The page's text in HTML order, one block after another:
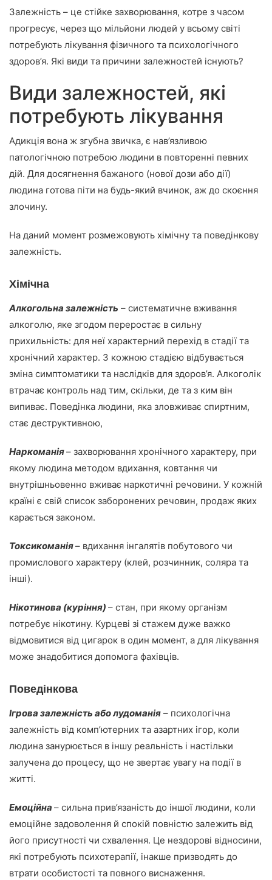
Залежність – це стійке захворювання, котре з часом
прогресує, через що мільйони людей у ​​всьому світі
потребують лікування фізичного та психологічного
здоров’я. Які види та причини залежностей існують?
Види залежностей, які
потребують лікування
Адикція вона ж згубна звичка, є нав’язливою
патологічною потребою людини в повторенні певних
дій. Для досягнення бажаного (нової дози або дії)
людина готова піти на будь-який вчинок, аж до скоєння
злочину.
На даний момент розмежовують хімічну та поведінкову
залежність.
Хімічна
Алкогольна залежність – систематичне вживання
алкоголю, яке згодом переростає в сильну
прихильність: для неї характерний перехід в стадії та
хронічний характер. З кожною стадією відбувається
зміна симптоматики та наслідків для здоров’я. Алкоголік
втрачає контроль над тим, скільки, де та з ким він
випиває. Поведінка людини, яка зловживає спиртним,
стає деструктивною,
Наркоманія– захворювання хронічного характеру, при
якому людина методом вдихання, ковтання чи
внутрішньовенно вживає наркотичні речовини. У кожній
країні є свій список заборонених речовин, продаж яких
карається законом.
Токсикоманія– вдихання інгалятів побутового чи
промислового характеру (клей, розчинник, соляра та
інші).
Нікотинова (куріння) – стан, при якому організм
потребує нікотину. Курцеві зі стажем дуже важко
відмовитися від цигарок в один момент, а для лікування
може знадобитися допомога фахівців.
Поведінкова
Ігрова залежність або лудоманія – психологічна
залежність від комп’ютерних та азартних ігор, коли
людина занурюється в іншу реальність і настільки
залучена до процесу, що не звертає увагу на події в
житті.
Емоційна – сильна прив’язаність до іншої людини, коли
емоційне задоволення й спокій повністю залежить від
його присутності чи схвалення. Це нездорові відносини,
які потребують психотерапії, інакше призводять до
втрати особистості та повного виснаження.